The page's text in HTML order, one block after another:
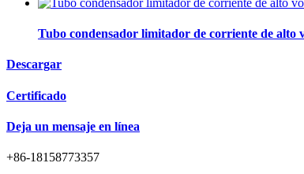
Tubo condensador limitador de corriente de
Descargar
Certificado
Deja un mensaje en línea
+86-18158773357